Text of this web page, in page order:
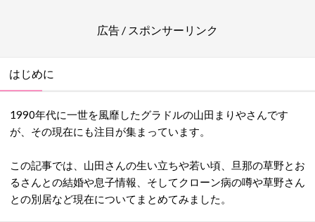
広告 / スポンサーリンク
はじめに
1990年代に一世を風靡したグラドルの山田まりやさんです
が、その現在にも注目が集まっています。
この記事では、山田さんの生い立ちや若い頃、旦那の草野とお
るさんとの結婚や息子情報、そしてクローン病の噂や草野さん
との別居など現在についてまとめてみました。